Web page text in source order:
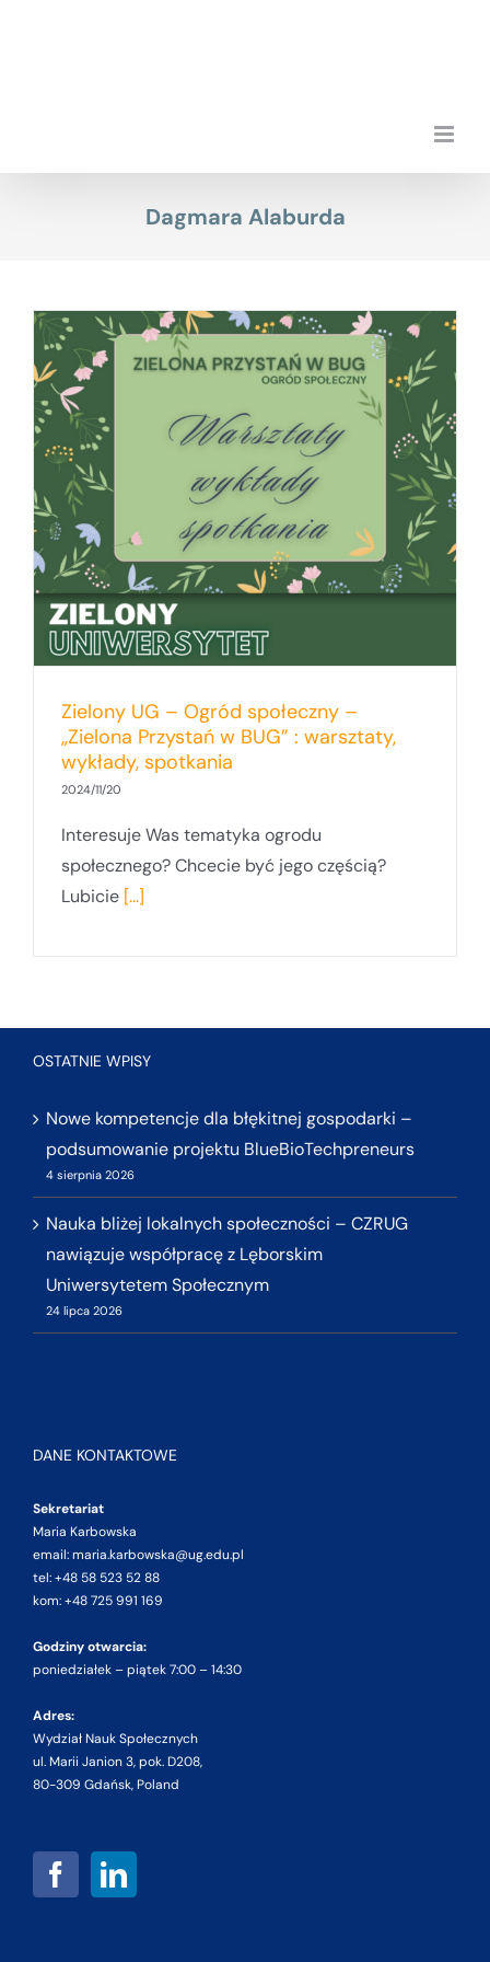
Dagmara Alaburda
Zielony UG – Ogród społeczny –
„Zielona Przystań w BUG” : warsztaty,
wykłady, spotkania
2024/11/20
Interesuje Was tematyka ogrodu
społecznego? Chcecie być jego częścią?
Lubicie [...]
OSTATNIE WPISY
Nowe kompetencje dla błękitnej gospodarki –
podsumowanie projektu BlueBioTechpreneurs
4 sierpnia 2026
Nauka bliżej lokalnych społeczności – CZRUG
nawiązuje współpracę z Lęborskim
Uniwersytetem Społecznym
24 lipca 2026
DANE KONTAKTOWE
Sekretariat
Maria Karbowska
email: maria.karbowska@ug.edu.pl
tel: +48 58 523 52 88
kom: +48 725 991 169
Godziny otwarcia:
poniedziałek – piątek 7:00 – 14:30
Adres:
Wydział Nauk Społecznych
ul. Marii Janion 3, pok. D208,
80-309 Gdańsk, Poland